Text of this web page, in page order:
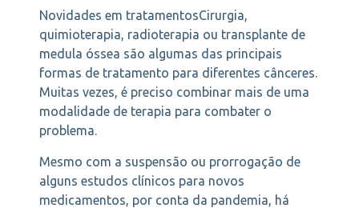
Novidades em tratamentosCirurgia,
quimioterapia, radioterapia ou transplante de
medula óssea são algumas das principais
formas de tratamento para diferentes cânceres.
Muitas vezes, é preciso combinar mais de uma
modalidade de terapia para combater o
problema.
Mesmo com a suspensão ou prorrogação de
alguns estudos clínicos para novos
medicamentos, por conta da pandemia, há